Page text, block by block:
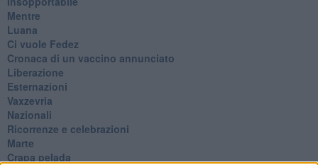
​Mentre
Luana
​Ci vuole Fedez
​Cronaca di un vaccino annunciato
​Liberazione
Esternazioni
Vaxzevria
Nazionali
​Ricorrenze e celebrazioni
Marte
​Crapa pelada